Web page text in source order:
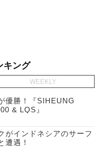
キング
WEEKLY
優勝！『SIHEUNG
& LQS』
がインドネシアのサーフ
遭遇！